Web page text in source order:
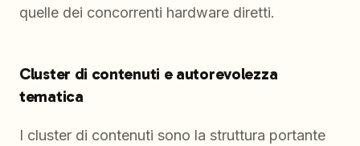
quelle dei concorrenti hardware diretti.
Cluster di contenuti e autorevolezza
tematica
I cluster di contenuti sono la struttura portante